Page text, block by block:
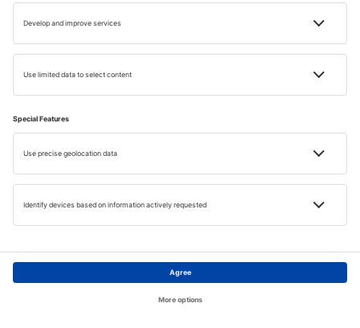
Tapasztalja meg az utazás új formáját hírlevelünkkel!
Ezennel beleegyezem, hogy az eSky.pl S.A. marketing
mail-címemre.